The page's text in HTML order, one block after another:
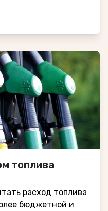
топлива
расход топлива
бюджетной и